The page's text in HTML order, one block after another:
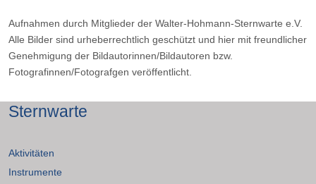
Aufnahmen durch Mitglieder der Walter-Hohmann-Sternwarte e.V.
Alle Bilder sind urheberrechtlich geschützt und hier mit freundlicher
Genehmigung der Bildautorinnen/Bildautoren bzw.
Fotografinnen/Fotografgen veröffentlicht.
Sternwarte
Aktivitäten
Instrumente